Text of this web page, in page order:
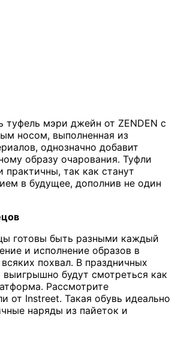
туфель мэри джейн от ZENDEN с
носом, выполненная из
однозначно добавит
образу очарования. Туфли
так как станут
в будущее, дополнив не один
готовы быть разными каждый
и исполнение образов в
похвал. В праздничных
выигрышно будут смотреться как
Рассмотрите
от Instreet. Такая обувь идеально
наряды из пайеток и